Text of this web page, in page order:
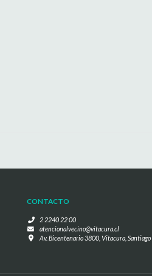
CONTACTO
2 2240 22 00
atencionalvecino@vitacura.cl
Av. Bicentenario 3800, Vitacura, Santiago